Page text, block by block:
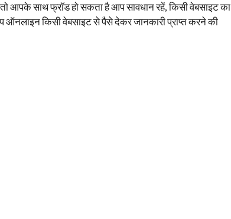
आपके साथ फ्रॉड हो सकता है आप सावधान रहें, किसी वेबसाइट का
ऑनलाइन किसी वेबसाइट से पैसे देकर जानकारी प्राप्त करने की